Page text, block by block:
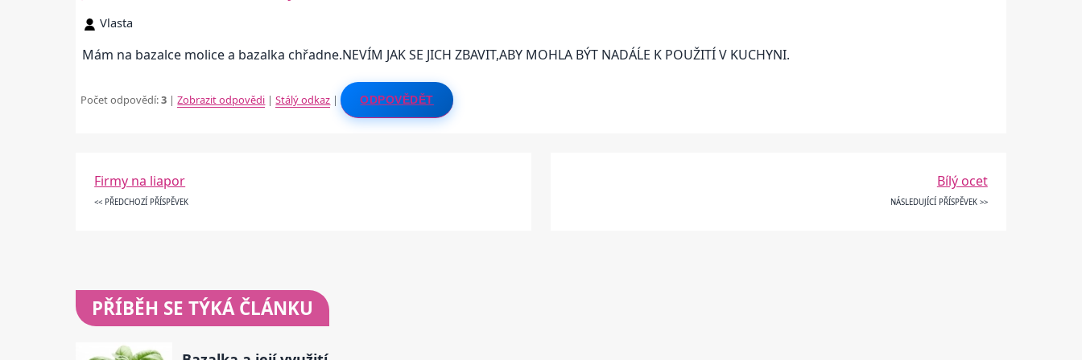
Vlasta
Mám na bazalce molice a bazalka chřadne.NEVÍM JAK SE JICH ZBAVIT,ABY MOHLA BÝT NADÁĹE K POUŽITÍ V KUCHYNI.
Počet odpovědí:3 |Zobrazit odpovědi |Stálý odkaz | ODPOVĚDĚT
Firmy na liapor
<< PŘEDCHOZÍ PŘÍSPĚVEK
Bílý ocet
NÁSLEDUJÍCÍ PŘÍSPĚVEK >>
PŘÍBĚH SE TÝKÁ ČLÁNKU